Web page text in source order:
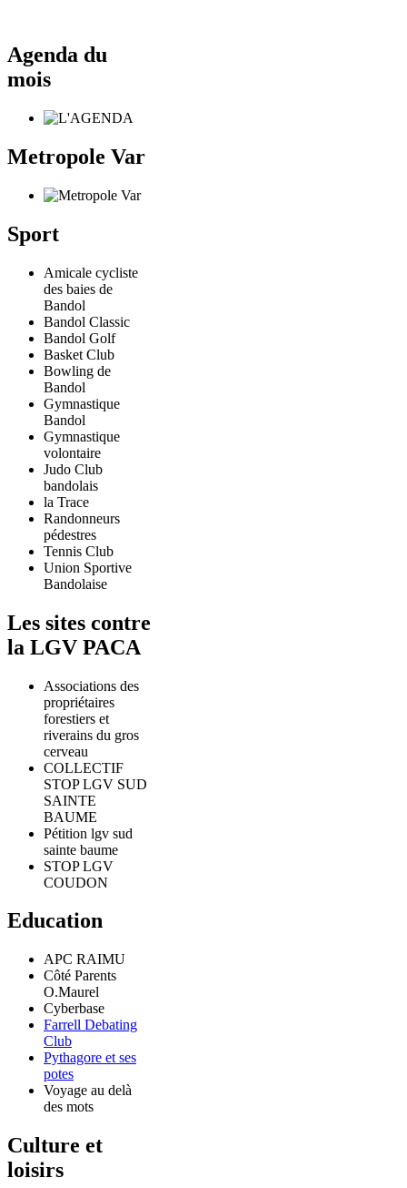
Agenda du
mois
Metropole Var
Sport
Amicale cycliste
des baies de
Bandol
Bandol Classic
Bandol Golf
Basket Club
Bowling de
Bandol
Gymnastique
Bandol
Gymnastique
volontaire
Judo Club
bandolais
la Trace
Randonneurs
pédestres
Tennis Club
Union Sportive
Bandolaise
Les sites contre
la LGV PACA
Associations des
propriétaires
forestiers et
riverains du gros
cerveau
COLLECTIF
STOP LGV SUD
SAINTE
BAUME
Pétition lgv sud
sainte baume
STOP LGV
COUDON
Education
APC RAIMU
Côté Parents
O.Maurel
Cyberbase
Farrell Debating
Club
Pythagore et ses
potes
Voyage au delà
des mots
Culture et
loisirs